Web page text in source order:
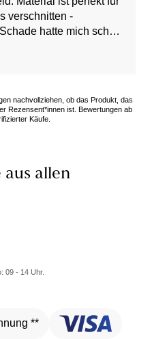
verschnitten -
hatte mich schon
nachvollziehen, ob das Produkt, das
Rezensent*innen ist. Bewertungen ab
Käufe.
aus allen
09 - 14 Uhr.
**